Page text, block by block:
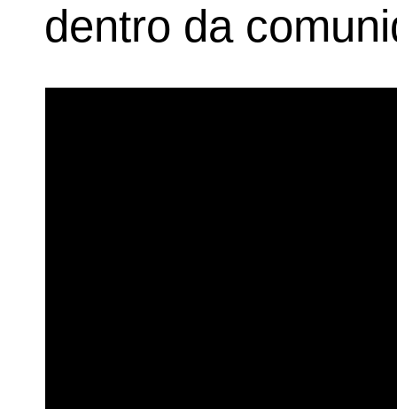
dentro da